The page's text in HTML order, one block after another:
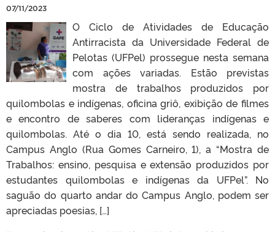
07/11/2023
O Ciclo de Atividades de Educação
Antirracista da Universidade Federal de
Pelotas (UFPel) prossegue nesta semana
com ações variadas. Estão previstas
mostra de trabalhos produzidos por
quilombolas e indígenas, oficina griô, exibição de filmes
e encontro de saberes com lideranças indígenas e
quilombolas. Até o dia 10, está sendo realizada, no
Campus Anglo (Rua Gomes Carneiro, 1), a “Mostra de
Trabalhos: ensino, pesquisa e extensão produzidos por
estudantes quilombolas e indígenas da UFPel”. No
saguão do quarto andar do Campus Anglo, podem ser
apreciadas poesias, […]